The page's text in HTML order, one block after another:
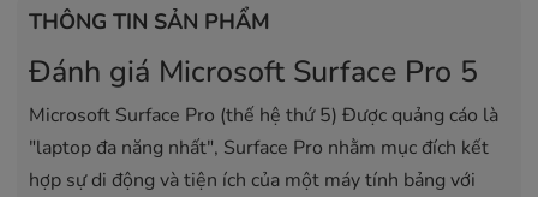
THÔNG TIN SẢN PHẨM
Đánh giá Microsoft Surface Pro 5
Microsoft Surface Pro (thế hệ thứ 5) Được quảng cáo là
"laptop đa năng nhất", Surface Pro nhằm mục đích kết
hợp sự di động và tiện ích của một máy tính bảng với